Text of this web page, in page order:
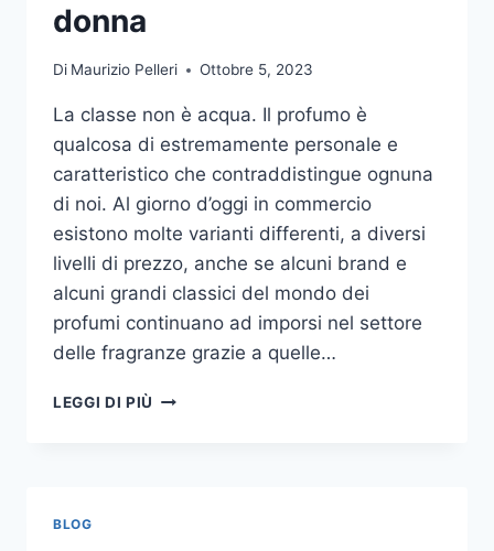
donna
Di Maurizio Pelleri Ottobre 5, 2023
La classe non è acqua. Il profumo è
qualcosa di estremamente personale e
caratteristico che contraddistingue ognuna
di noi. Al giorno d’oggi in commercio
esistono molte varianti differenti, a diversi
livelli di prezzo, anche se alcuni brand e
alcuni grandi classici del mondo dei
profumi continuano ad imporsi nel settore
delle fragranze grazie a quelle…
LEGGI DI PIÙ
BLOG